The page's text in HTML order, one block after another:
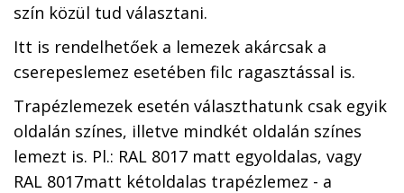
szín közül tud választani.
Itt is rendelhetőek a lemezek akárcsak a
cserepeslemez esetében filc ragasztással is.
Trapézlemezek esetén választhatunk csak egyik
oldalán színes, illetve mindkét oldalán színes
lemezt is. Pl.: RAL 8017 matt egyoldalas, vagy
RAL 8017matt kétoldalas trapézlemez - a